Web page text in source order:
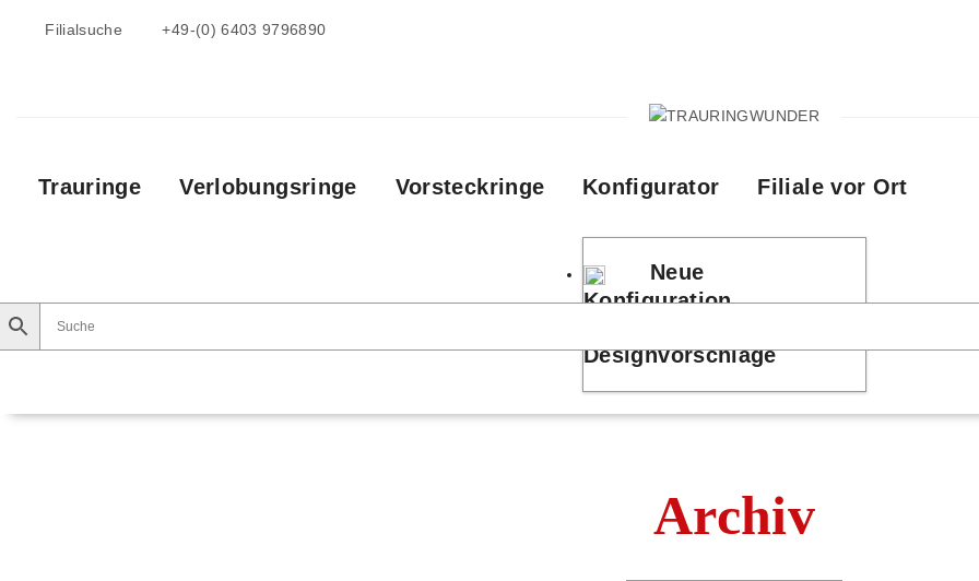
Filialsuche +49-(0) 6403 9796890
Trauringe Verlobungsringe Vorsteckringe Konfigurator
Neue
Konfiguration
Designvorschläge
Filiale vor Ort
Archiv